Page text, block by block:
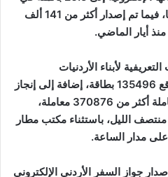
2025 مقارنة بـ3.8 بالمئة سابقا، فيما تم إصدار أكثر من 141 ألف
أيار الماضي.
لأبناء الأردنيات
المتزوجات من غير الأردنيين بواقع 135496 بطاقة، إضافة إلى إنجاز
مكاتبها في مراكز الخدمات الشاملة أكثر من 370876 معاملة،
الليل، باستثناء مكتب مطار
مدار الساعة.
جواز السفر الأردني الإلكتروني